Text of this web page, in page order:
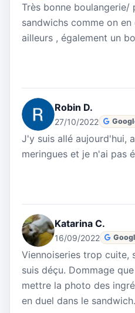
Très bonne boulangerie/
sandwichs comme on
ailleurs , également un
Robin D.
27/10/2022
J'y suis allé aujourd'hui,
meringues et je n'ai pas
Katarina C.
16/09/2022
Viennoiseries trop cuite,
suis déçu. Dommage
mettre la photo des
en duel dans le sandwich.